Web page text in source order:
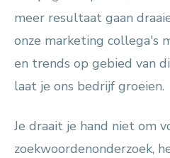
meer resultaat gaan
onze marketing collega's
en trends op gebied van
laat je ons bedrijf groeien.
Je draait je hand niet om
zoekwoordenonderzoek,